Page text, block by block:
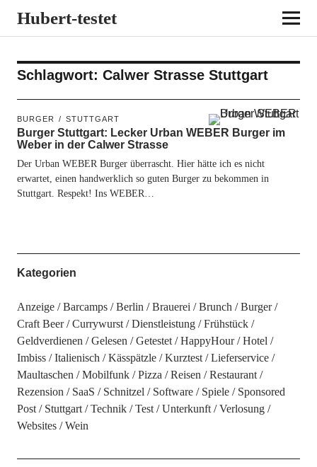
Hubert-testet
Schlagwort: Calwer Strasse Stuttgart
BURGER STUTTGART
Burger Stuttgart: Lecker Urban WEBER Burger im
Weber in der Calwer Strasse
Der Urban WEBER Burger überrascht. Hier hätte ich es nicht
erwartet, einen handwerklich so guten Burger zu bekommen in
Stuttgart. Respekt! Ins WEBER…
Kategorien
Anzeige Barcamps Berlin Brauerei Brunch
Burger
Craft Beer
Currywurst Dienstleistung
Frühstück
Geldverdienen
Gelesen Getestet HappyHour
Hotel
Imbiss
Italienisch Kässpätzle Kurztest
Lieferservice
Maultaschen
Mobilfunk Pizza Reisen
Restaurant
Rezension
SaaS Schnitzel Software Spiele
Sponsored
Post
Stuttgart Technik Test Unterkunft
Verlosung
Websites
Wein